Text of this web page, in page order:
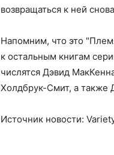
возвращаться к ней
Напомним, что это
к остальным книгам
числятся Дэвид
Холдбрук-Смит, а также
Источник новости: